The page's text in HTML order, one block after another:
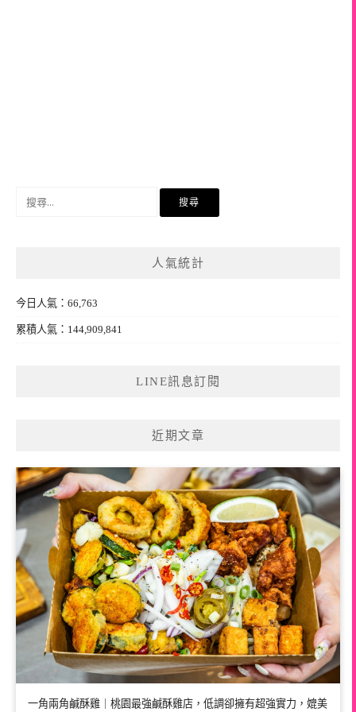
人氣統計
今日人氣：66,763
累積人氣：144,909,841
LINE訊息訂閱
近期文章
一角兩角鹹酥雞｜桃園最強鹹酥雞店，低調卻擁有超強實力，媲美